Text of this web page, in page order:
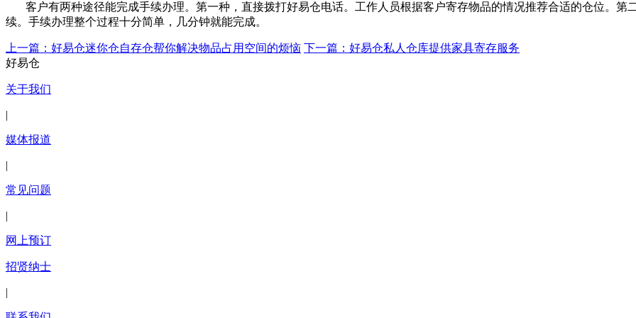
客户有两种途径能完成手续办理。第一种，直接拨打好易仓电话。工作人员根据客户寄存物品的情况推荐合适的仓位。
续。手续办理整个过程十分简单，几分钟就能完成。
上一篇：好易仓迷你仓自存仓帮你解决物品占用空间的烦恼 下一篇：好易仓私人仓库提供家具寄存服务
好易仓
关于我们
|
媒体报道
|
常见问题
|
网上预订
招贤纳士
|